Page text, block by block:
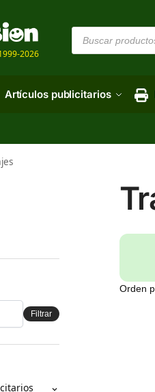
2026
Artículos publicitarios
Filtrar